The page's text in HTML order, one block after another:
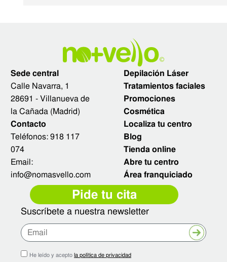
Sede central
Calle Navarra, 1
28691 - Villanueva de
la Cañada (Madrid)
Contacto
Teléfonos:918 117
074
Email:
info@nomasvello.com
Depilación Láser
Tratamientos faciales
Promociones
Cosmética
Localiza tu centro
Blog
Tienda online
Abre tu centro
Área franquiciado
Pide tu cita
Suscríbete a nuestra newsletter
He leído y aceptola política de privacidad
Enviar